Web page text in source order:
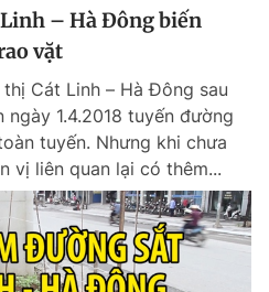
– Hà Đông biến
vặt
Cát Linh – Hà Đông sau
ngày 1.4.2018 tuyến đường
tuyến. Nhưng khi chưa
vị liên quan lại có thêm...